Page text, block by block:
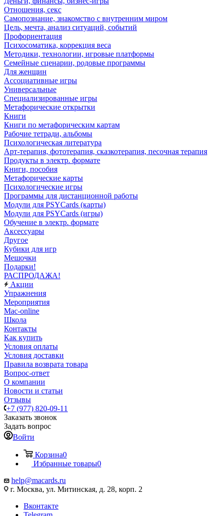
Отношения, секс
Самопознание, знакомство с внутренним миром
Цель, мечта, анализ ситуаций, событий
Профориентация
Психосоматика, коррекция веса
Методики, технологии, игровые платформы
Семейные сценарии, родовые программы
Для женщин
Ассоциативные игры
Универсальные
Специализированные игры
Метафорические открытки
Книги
Книги по метафорическим картам
Рабочие тетради, альбомы
Психологическая литература
Арт-терапия, фототерапия, сказкотерапия, песочная терапия
Продукты в электр. формате
Книги, пособия
Метафорические карты
Психологические игры
Программы для дистанционной работы
Модули для PSYCards (карты)
Модули для PSYCards (игры)
Обучение в электр. формате
Аксессуары
Другое
Кубики для игр
Мешочки
Подарки!
РАСПРОДАЖА!
Акции
Упражнения
Мероприятия
Mac-online
Школа
Контакты
Как купить
Условия оплаты
Условия доставки
Правила возврата товара
Вопрос-ответ
О компании
Новости и статьи
Отзывы
+7 (977) 820-09-11
Заказать звонок
Задать вопрос
Войти
Корзина0
Избранные товары0
help@macards.ru
г. Москва, ул. Митинская, д. 28, корп. 2
Вконтакте